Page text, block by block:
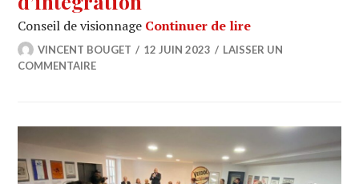
Conseil de visionnage Continuer de lireDocumentaire «
VINCENT BOUGET 12 JUIN 2023
LAISSER UN
COMMENTAIRE